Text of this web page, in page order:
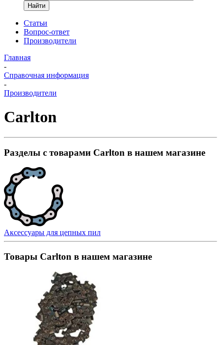
Найти
Статьи
Вопрос-ответ
Производители
Главная
-
Справочная информация
-
Производители
Carlton
Разделы с товарами Carlton в нашем магазине
Аксессуары для цепных пил
Товары Carlton в нашем магазине